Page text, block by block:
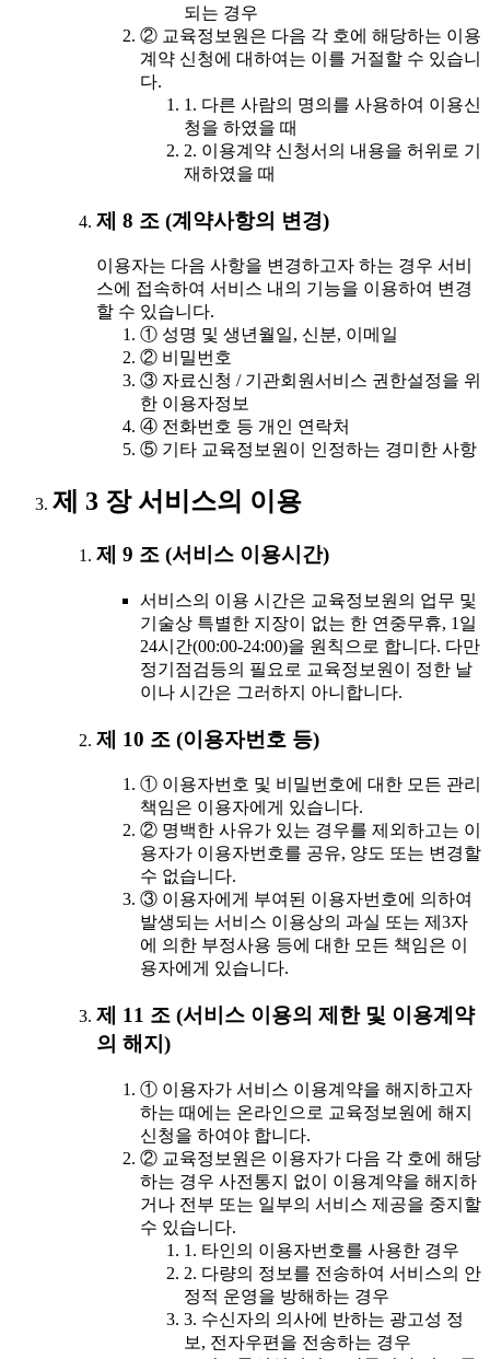
되는 경우
② 교육정보원은 다음 각 호에 해당하는 이용
계약 신청에 대하여는 이를 거절할 수 있습니
다.
1. 다른 사람의 명의를 사용하여 이용신
청을 하였을 때
2. 이용계약 신청서의 내용을 허위로 기
재하였을 때
제 8 조 (계약사항의 변경)
이용자는 다음 사항을 변경하고자 하는 경우 서비
스에 접속하여 서비스 내의 기능을 이용하여 변경
할 수 있습니다.
① 성명 및 생년월일, 신분, 이메일
② 비밀번호
③ 자료신청 / 기관회원서비스 권한설정을 위
한 이용자정보
④ 전화번호 등 개인 연락처
⑤ 기타 교육정보원이 인정하는 경미한 사항
제 3 장 서비스의 이용
제 9 조 (서비스 이용시간)
서비스의 이용 시간은 교육정보원의 업무 및
기술상 특별한 지장이 없는 한 연중무휴, 1일
24시간(00:00-24:00)을 원칙으로 합니다. 다만
정기점검등의 필요로 교육정보원이 정한 날
이나 시간은 그러하지 아니합니다.
제 10 조 (이용자번호 등)
① 이용자번호 및 비밀번호에 대한 모든 관리
책임은 이용자에게 있습니다.
② 명백한 사유가 있는 경우를 제외하고는 이
용자가 이용자번호를 공유, 양도 또는 변경할
수 없습니다.
③ 이용자에게 부여된 이용자번호에 의하여
발생되는 서비스 이용상의 과실 또는 제3자
에 의한 부정사용 등에 대한 모든 책임은 이
용자에게 있습니다.
제 11 조 (서비스 이용의 제한 및 이용계약
의 해지)
① 이용자가 서비스 이용계약을 해지하고자
하는 때에는 온라인으로 교육정보원에 해지
신청을 하여야 합니다.
② 교육정보원은 이용자가 다음 각 호에 해당
하는 경우 사전통지 없이 이용계약을 해지하
거나 전부 또는 일부의 서비스 제공을 중지할
수 있습니다.
1. 타인의 이용자번호를 사용한 경우
2. 다량의 정보를 전송하여 서비스의 안
정적 운영을 방해하는 경우
3. 수신자의 의사에 반하는 광고성 정
보, 전자우편을 전송하는 경우